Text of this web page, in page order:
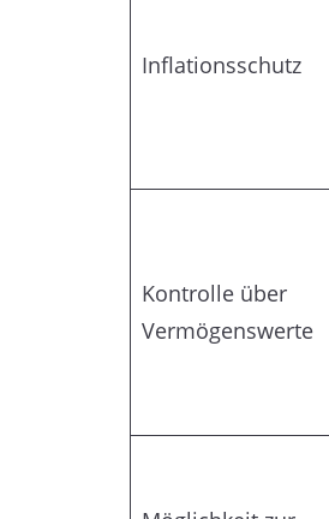
Inflationsschutz
Kontrolle über
Vermögenswerte